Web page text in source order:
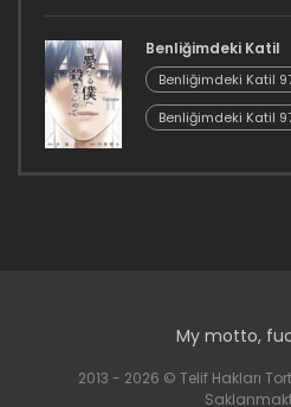
Benliğimdeki Katil
Benliğimdeki Katil
Benliğimdeki Katil
My motto,
2013 - 2026 © Telif Hakları